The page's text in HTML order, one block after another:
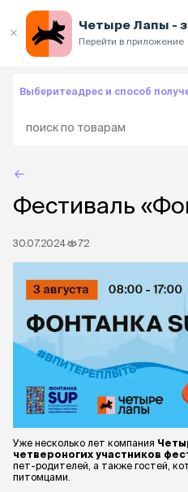
Четыре Лапы -
Перейти в приложение
Выберитеадрес и способ
Фестиваль
30.07.2024 72
Уже несколько лет компания
четвероногих участников
пет-родителей, а также гостей,
питомцами.